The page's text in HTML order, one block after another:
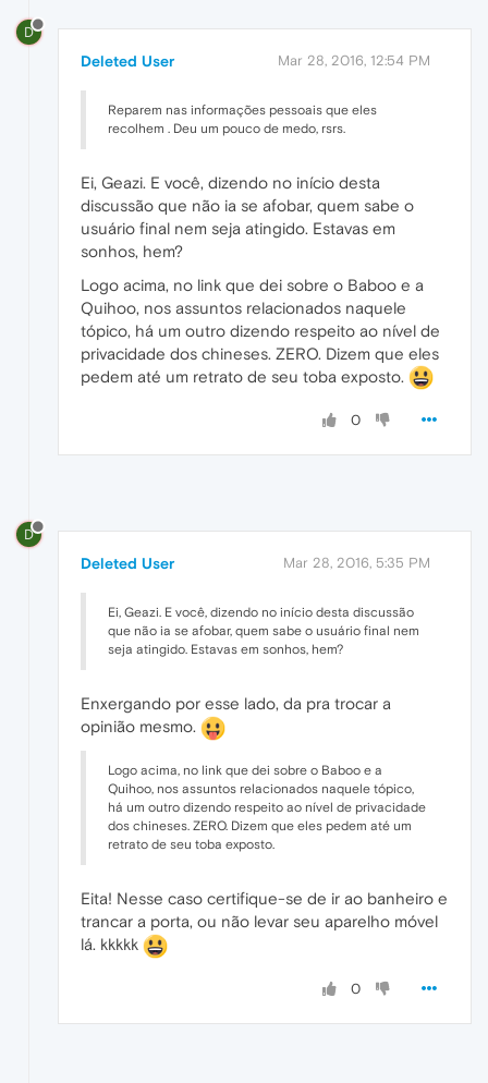
D
Deleted User Mar 28, 2016, 12:54 PM
Reparem nas informações pessoais que eles
recolhem . Deu um pouco de medo, rsrs.
Ei, Geazi. E você, dizendo no início desta
discussão que não ia se afobar, quem sabe o
usuário final nem seja atingido. Estavas em
sonhos, hem?
Logo acima, no link que dei sobre o Baboo e a
Quihoo, nos assuntos relacionados naquele
tópico, há um outro dizendo respeito ao nível de
privacidade dos chineses. ZERO. Dizem que eles
pedem até um retrato de seu toba exposto.
0
D
Deleted User Mar 28, 2016, 5:35 PM
Ei, Geazi. E você, dizendo no início desta discussão
que não ia se afobar, quem sabe o usuário final nem
seja atingido. Estavas em sonhos, hem?
Enxergando por esse lado, da pra trocar a
opinião mesmo.
Logo acima, no link que dei sobre o Baboo e a
Quihoo, nos assuntos relacionados naquele tópico,
há um outro dizendo respeito ao nível de privacidade
dos chineses. ZERO. Dizem que eles pedem até um
retrato de seu toba exposto.
Eita! Nesse caso certifique-se de ir ao banheiro e
trancar a porta, ou não levar seu aparelho móvel
lá. kkkkk
0